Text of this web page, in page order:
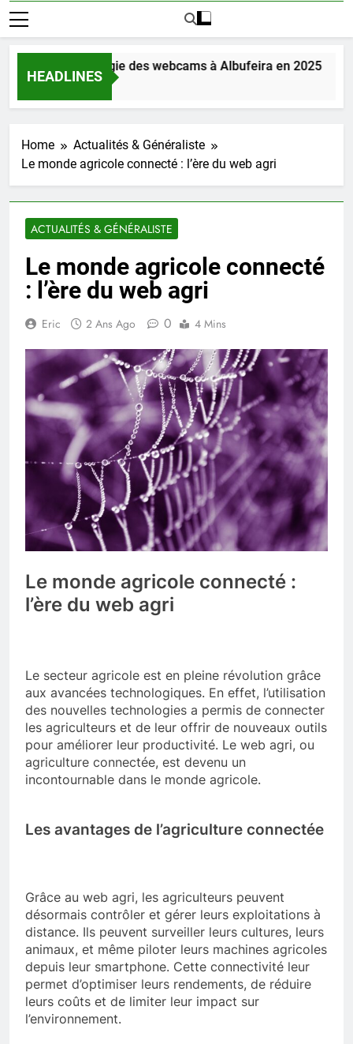
HEADLINES
la magie des webcams à Albufeira en 2025
Ago
Home
Actualités & Généraliste
Le monde agricole connecté : l’ère du web agri
ACTUALITÉS & GÉNÉRALISTE
Le monde agricole connecté
: l’ère du web agri
Eric 2 Ans Ago 0 4 Mins
Le monde agricole connecté :
l’ère du web agri
Le secteur agricole est en pleine révolution grâce
aux avancées technologiques. En effet, l’utilisation
des nouvelles technologies a permis de connecter
les agriculteurs et de leur offrir de nouveaux outils
pour améliorer leur productivité. Le web agri, ou
agriculture connectée, est devenu un
incontournable dans le monde agricole.
Les avantages de l’agriculture connectée
Grâce au web agri, les agriculteurs peuvent
désormais contrôler et gérer leurs exploitations à
distance. Ils peuvent surveiller leurs cultures, leurs
animaux, et même piloter leurs machines agricoles
depuis leur smartphone. Cette connectivité leur
permet d’optimiser leurs rendements, de réduire
leurs coûts et de limiter leur impact sur
l’environnement.